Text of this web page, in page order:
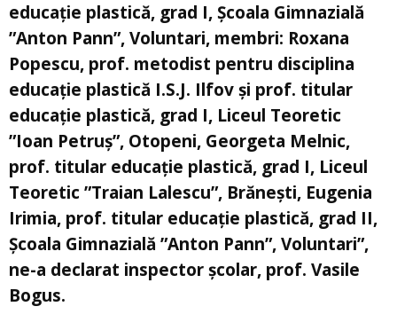
educație plastică, grad I, Școala Gimnazială
”Anton Pann”, Voluntari, membri: Roxana
Popescu, prof. metodist pentru disciplina
educație plastică I.S.J. Ilfov și prof. titular
educație plastică, grad I, Liceul Teoretic
”Ioan Petruș”, Otopeni, Georgeta Melnic,
prof. titular educație plastică, grad I, Liceul
Teoretic ”Traian Lalescu”, Brănești, Eugenia
Irimia, prof. titular educație plastică, grad II,
Școala Gimnazială ”Anton Pann”, Voluntari”,
ne-a declarat inspector școlar, prof. Vasile
Bogus.